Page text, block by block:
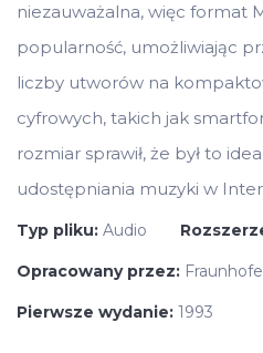
niezauważalna, więc format
popularność, umożliwiając
liczby utworów na
cyfrowych, takich jak
rozmiar sprawił, że był to
udostępniania muzyki w
Typ pliku: Audio
Opracowany przez:
Pierwsze wydanie: 1993